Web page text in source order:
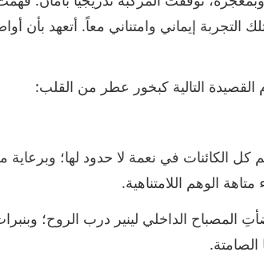
التجربة إيماني وامتناني معاً. أتعهد بأن
القصيدة التالية كبخور عطر من القلب:
الكائنات في نعمة لا حدود لها؛ وبرعاية
الوهم اللامتناهية.
المصباح الداخلي لينير درب الروح؛
الصامتة.